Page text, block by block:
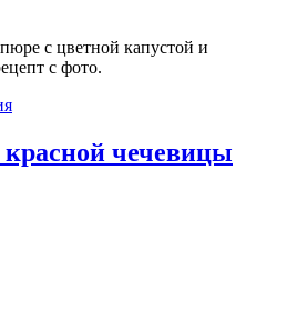
с цветной капустой и
с фото.
чечевицы